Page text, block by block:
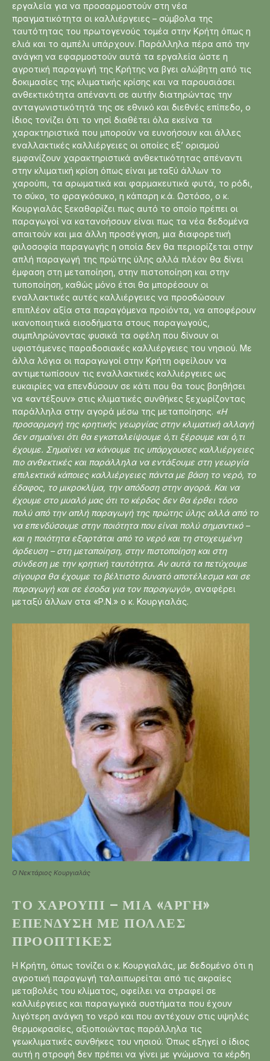
εργαλεία για να προσαρμοστούν στη νέα
πραγματικότητα οι καλλιέργειες – σύμβολα της
ταυτότητας του πρωτογενούς τομέα στην Κρήτη όπως η
ελιά και το αμπέλι υπάρχουν. Παράλληλα πέρα από την
ανάγκη να εφαρμοστούν αυτά τα εργαλεία ώστε η
αγροτική παραγωγή της Κρήτης να βγει αλώβητη από τις
δοκιμασίες της κλιματικής κρίσης και να παρουσιάσει
ανθεκτικότητα απέναντι σε αυτήν διατηρώντας την
ανταγωνιστικότητά της σε εθνικό και διεθνές επίπεδο, ο
ίδιος τονίζει ότι το νησί διαθέτει όλα εκείνα τα
χαρακτηριστικά που μπορούν να ευνοήσουν και άλλες
εναλλακτικές καλλιέργειες οι οποίες εξ’ ορισμού
εμφανίζουν χαρακτηριστικά ανθεκτικότητας απέναντι
στην κλιματική κρίση όπως είναι μεταξύ άλλων το
χαρούπι, τα αρωματικά και φαρμακευτικά φυτά, το ρόδι,
το σύκο, το φραγκόσυκο, η κάπαρη κ.ά. Ωστόσο, ο κ.
Κουργιαλάς ξεκαθαρίζει πως αυτό το οποίο πρέπει οι
παραγωγοί να κατανοήσουν είναι πως τα νέα δεδομένα
απαιτούν και μια άλλη προσέγγιση, μια διαφορετική
φιλοσοφία παραγωγής η οποία δεν θα περιορίζεται στην
απλή παραγωγή της πρώτης ύλης αλλά πλέον θα δίνει
έμφαση στη μεταποίηση, στην πιστοποίηση και στην
τυποποίηση, καθώς μόνο έτσι θα μπορέσουν οι
εναλλακτικές αυτές καλλιέργειες να προσδώσουν
επιπλέον αξία στα παραγόμενα προϊόντα, να αποφέρουν
ικανοποιητικά εισοδήματα στους παραγωγούς,
συμπληρώνοντας φυσικά τα οφέλη που δίνουν οι
υφιστάμενες παραδοσιακές καλλιέργειες του νησιού. Με
άλλα λόγια οι παραγωγοί στην Κρήτη οφείλουν να
αντιμετωπίσουν τις εναλλακτικές καλλιέργειες ως
ευκαιρίες να επενδύσουν σε κάτι που θα τους βοηθήσει
να «αντέξουν» στις κλιματικές συνθήκες ξεχωρίζοντας
παράλληλα στην αγορά μέσω της μεταποίησης. «Η
προσαρμογή της κρητικής γεωργίας στην κλιματική αλλαγή
δεν σημαίνει ότι θα εγκαταλείψουμε ό,τι ξέρουμε και ό,τι
έχουμε. Σημαίνει να κάνουμε τις υπάρχουσες καλλιέργειες
πιο ανθεκτικές και παράλληλα να εντάξουμε στη γεωργία
επιλεκτικά κάποιες καλλιέργειες πάντα με βάση το νερό, το
έδαφος, το μικροκλίμα, την απόδοση στην αγορά. Και να
έχουμε στο μυαλό μας ότι το κέρδος δεν θα έρθει τόσο
πολύ από την απλή παραγωγή της πρώτης ύλης αλλά από το
να επενδύσουμε στην ποιότητα που είναι πολύ σημαντικό –
και η ποιότητα εξαρτάται από το νερό και τη στοχευμένη
άρδευση – στη μεταποίηση, στην πιστοποίηση και στη
σύνδεση με την κρητική ταυτότητα. Αν αυτά τα πετύχουμε
σίγουρα θα έχουμε το βέλτιστο δυνατό αποτέλεσμα και σε
παραγωγή και σε έσοδα για τον παραγωγό», αναφέρει
μεταξύ άλλων στα «Ρ.Ν.» ο κ. Κουργιαλάς.
O Νεκτάριος Κουργιαλάς
ΤΟ ΧΑΡΟΎΠΙ – ΜΙΑ «ΑΡΓΉ»
ΕΠΈΝΔΥΣΗ ΜΕ ΠΟΛΛΈΣ
ΠΡΟΟΠΤΙΚΈΣ
Η Κρήτη, όπως τονίζει ο κ. Κουργιαλάς, με δεδομένο ότι η
αγροτική παραγωγή ταλαιπωρείται από τις ακραίες
μεταβολές του κλίματος, οφείλει να στραφεί σε
καλλιέργειες και παραγωγικά συστήματα που έχουν
λιγότερη ανάγκη το νερό και που αντέχουν στις υψηλές
θερμοκρασίες, αξιοποιώντας παράλληλα τις
γεωκλιματικές συνθήκες του νησιού. Όπως εξηγεί ο ίδιος
αυτή η στροφή δεν πρέπει να γίνει με γνώμονα τα κέρδη